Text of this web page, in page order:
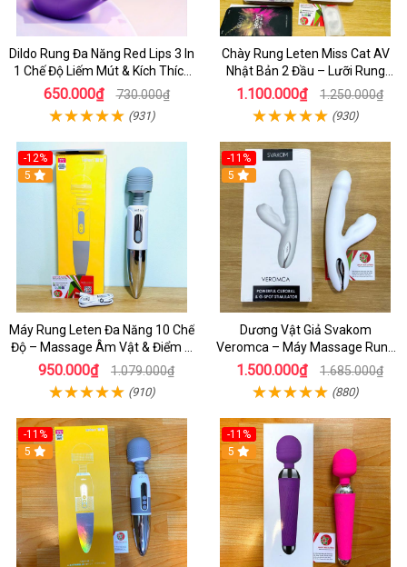
Dildo Rung Đa Năng Red Lips 3 In
1 Chế Độ Liếm Mút & Kích Thích
Điểm G
650.000₫ 730.000₫
(931)
Chày Rung Leten Miss Cat AV
Nhật Bản 2 Đầu – Lưỡi Rung
Siêu Mạnh Kết Hợp Sưởi Ấm Cho
Nữ Sung Sướng
1.100.000₫ 1.250.000₫
(930)
-12%
5
Máy Rung Leten Đa Năng 10 Chế
Độ – Massage Âm Vật & Điểm G
Cực Phê Cho Nữ
950.000₫ 1.079.000₫
(910)
-11%
5
Dương Vật Giả Svakom
Veromca – Máy Massage Rung
Thụt, Bú Mút Âm Vật & Điểm G
Cao Cấp
1.500.000₫ 1.685.000₫
(880)
-11%
5
-11%
5